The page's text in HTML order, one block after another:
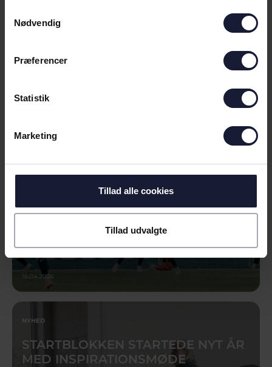
Nødvendig
Præferencer
Statistik
Marketing
Tillad alle cookies
Tillad udvalgte
ODDSET RYKKER MED IND PÅ
16.04.2026
NYHED
STARTBLOKKEN STARTEDE NYT ÅR
MED INSPIRATIONSMØDE